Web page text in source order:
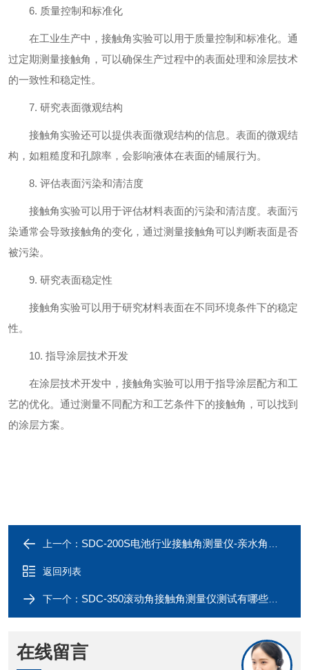
6. 质量控制和标准化
在工业生产中，接触角实验可以用于质量控制和标准化。通
过定期测量接触角，可以确保生产过程中的表面处理和涂层技术
的一致性和稳定性。
7. 研究表面微观结构
接触角实验还可以提供表面微观结构的信息。表面的微观结
构，如粗糙度和孔隙率，会影响液体在表面的铺展行为。
8. 评估表面污染和清洁度
接触角实验可以用于评估材料表面的污染和清洁度。表面污
染通常会导致接触角的变化，通过测量接触角可以判断表面是否
被污染。
9. 研究表面稳定性
接触角实验可以用于研究材料表面在不同环境条件下的稳定
性。
10. 指导涂层技术开发
在涂层技术开发中，接触角实验可以用于指导涂层配方和工
艺的优化。通过测量不同配方和工艺条件下的接触角，可以找到
的涂层方案。
上一个： SDC-200S电池行业接触角测量仪-亲水角测试仪
返回列表
下一个： SDC-350滚动角接触角测量仪测试有哪些优势
在线留言